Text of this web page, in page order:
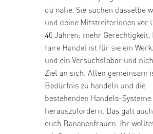
du nahe. Sie suchen dasselbe
und deine Mitstreiterinnen vor
40 Jahren: mehr Gerechtigkeit.
faire Handel ist für sie ein
und ein Versuchslabor und
Ziel an sich. Allen gemeinsam
Bedürfnis zu handeln und die
bestehenden Handels-Systeme
herauszufordern. Das galt
euch Bananenfrauen. Ihr